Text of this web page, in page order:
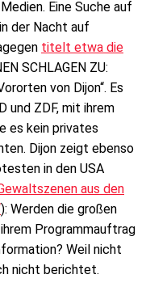
Eine Suche auf
der Nacht auf
titelt etwa die
SCHLAGEN ZU:
von Dijon“. Es
und ZDF, mit ihrem
es kein privates
Dijon zeigt ebenso
in den USA
aus den
): Werden die großen
Programmauftrag
Weil nicht
nicht berichtet.